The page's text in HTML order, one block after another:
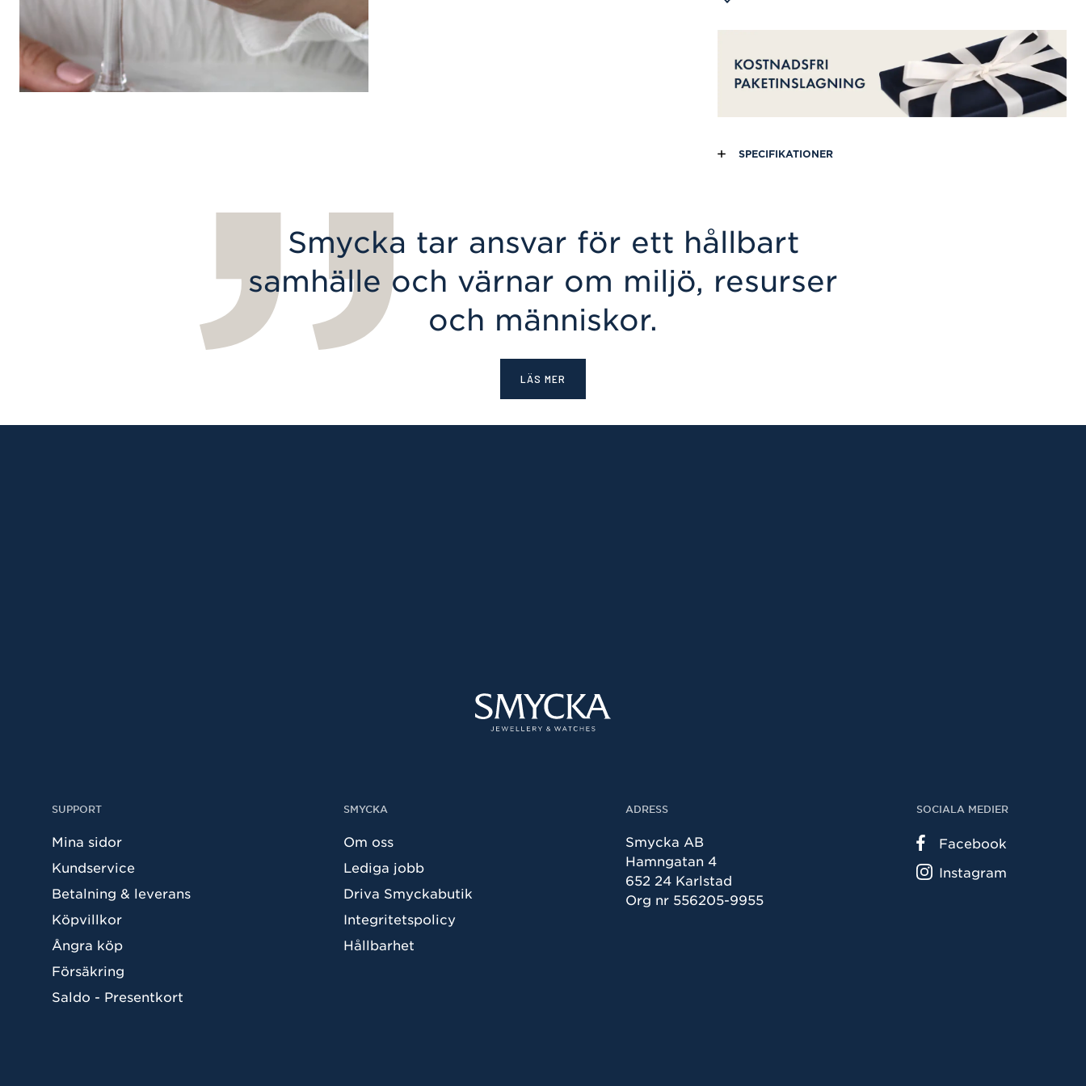
SPECIFIKATIONER
Smycka tar ansvar för ett hållbart
samhälle och värnar om miljö, resurser
och människor.
LÄS MER
SUPPORT
Mina sidor
Kundservice
Betalning & leverans
Köpvillkor
Ångra köp
Försäkring
Saldo - Presentkort
SMYCKA
Om oss
Lediga jobb
Driva Smyckabutik
Integritetspolicy
Hållbarhet
ADRESS
Smycka AB
Hamngatan 4
652 24 Karlstad
Org nr 556205-9955
SOCIALA MEDIER
Facebook
Instagram